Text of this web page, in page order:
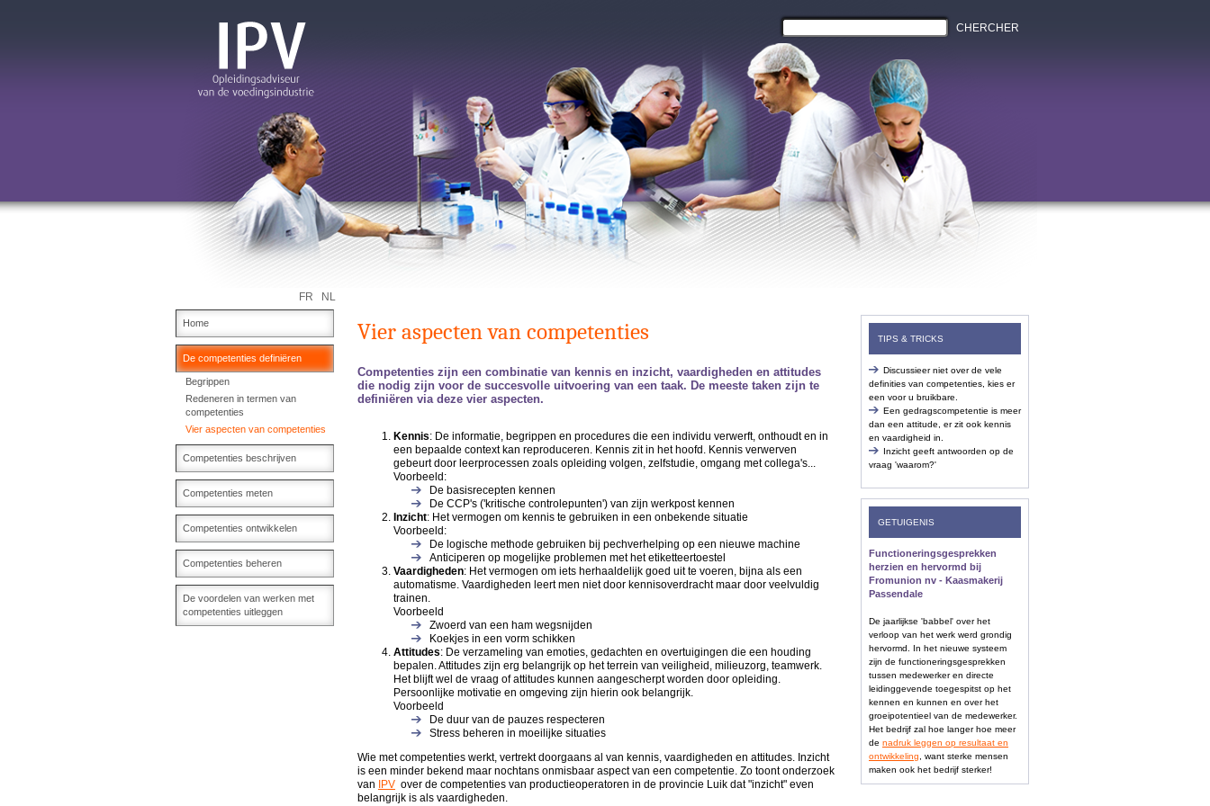
CHERCHER
NL
FR
Home
De competenties definiëren
Begrippen
Redeneren in termen van
competenties
Vier aspecten van competenties
Competenties beschrijven
Competenties meten
Competenties ontwikkelen
Competenties beheren
De voordelen van werken met
competenties uitleggen
Vier aspecten van competenties
Competenties zijn een combinatie van kennis en inzicht, vaardigheden en attitudes
die nodig zijn voor de succesvolle uitvoering van een taak. De meeste taken zijn te
definiëren via deze vier aspecten.
Kennis: De informatie, begrippen en procedures die een individu verwerft, onthoudt en in
een bepaalde context kan reproduceren. Kennis zit in het hoofd. Kennis verwerven
gebeurt door leerprocessen zoals opleiding volgen, zelfstudie, omgang met collega's...
Voorbeeld:
De basisrecepten kennen
De CCP's ('kritische controlepunten') van zijn werkpost kennen
Inzicht: Het vermogen om kennis te gebruiken in een onbekende situatie
Voorbeeld:
De logische methode gebruiken bij pechverhelping op een nieuwe machine
Anticiperen op mogelijke problemen met het etiketteertoestel
Vaardigheden: Het vermogen om iets herhaaldelijk goed uit te voeren, bijna als een
automatisme. Vaardigheden leert men niet door kennisoverdracht maar door veelvuldig
trainen.
Voorbeeld
Zwoerd van een ham wegsnijden
Koekjes in een vorm schikken
Attitudes: De verzameling van emoties, gedachten en overtuigingen die een houding
bepalen. Attitudes zijn erg belangrijk op het terrein van veiligheid, milieuzorg, teamwerk.
Het blijft wel de vraag of attitudes kunnen aangescherpt worden door opleiding.
Persoonlijke motivatie en omgeving zijn hierin ook belangrijk.
Voorbeeld
De duur van de pauzes respecteren
Stress beheren in moeilijke situaties
Wie met competenties werkt, vertrekt doorgaans al van kennis, vaardigheden en attitudes. Inzicht
is een minder bekend maar nochtans onmisbaar aspect van een competentie. Zo toont onderzoek
van
IPV over de competenties van productieoperatoren in de provincie Luik dat "inzicht" even
belangrijk is als vaardigheden.
TIPS & TRICKS
Discussieer niet over de vele
definities van competenties, kies er
een voor u bruikbare.
Een gedragscompetentie is meer
dan een attitude, er zit ook kennis
en vaardigheid in.
Inzicht geeft antwoorden op de
vraag 'waarom?'
GETUIGENIS
Functioneringsgesprekken
herzien en hervormd bij
Fromunion nv - Kaasmakerij
Passendale
De jaarlijkse 'babbel' over het
verloop van het werk werd grondig
hervormd. In het nieuwe systeem
zijn de functioneringsgesprekken
tussen medewerker en directe
leidinggevende toegespitst op het
kennen en kunnen en over het
groeipotentieel van de medewerker.
Het bedrijf zal hoe langer hoe meer
de nadruk leggen op resultaat en
ontwikkeling , want sterke mensen
maken ook het bedrijf sterker!